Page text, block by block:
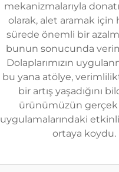
mekanizmalarıyla
olarak, alet aramak için
sürede önemli bir
bunun sonucunda
Dolaplarımızın
bu yana atölye,
bir artış yaşadığını
ürünümüzün
uygulamalarındaki
ortaya koydu.